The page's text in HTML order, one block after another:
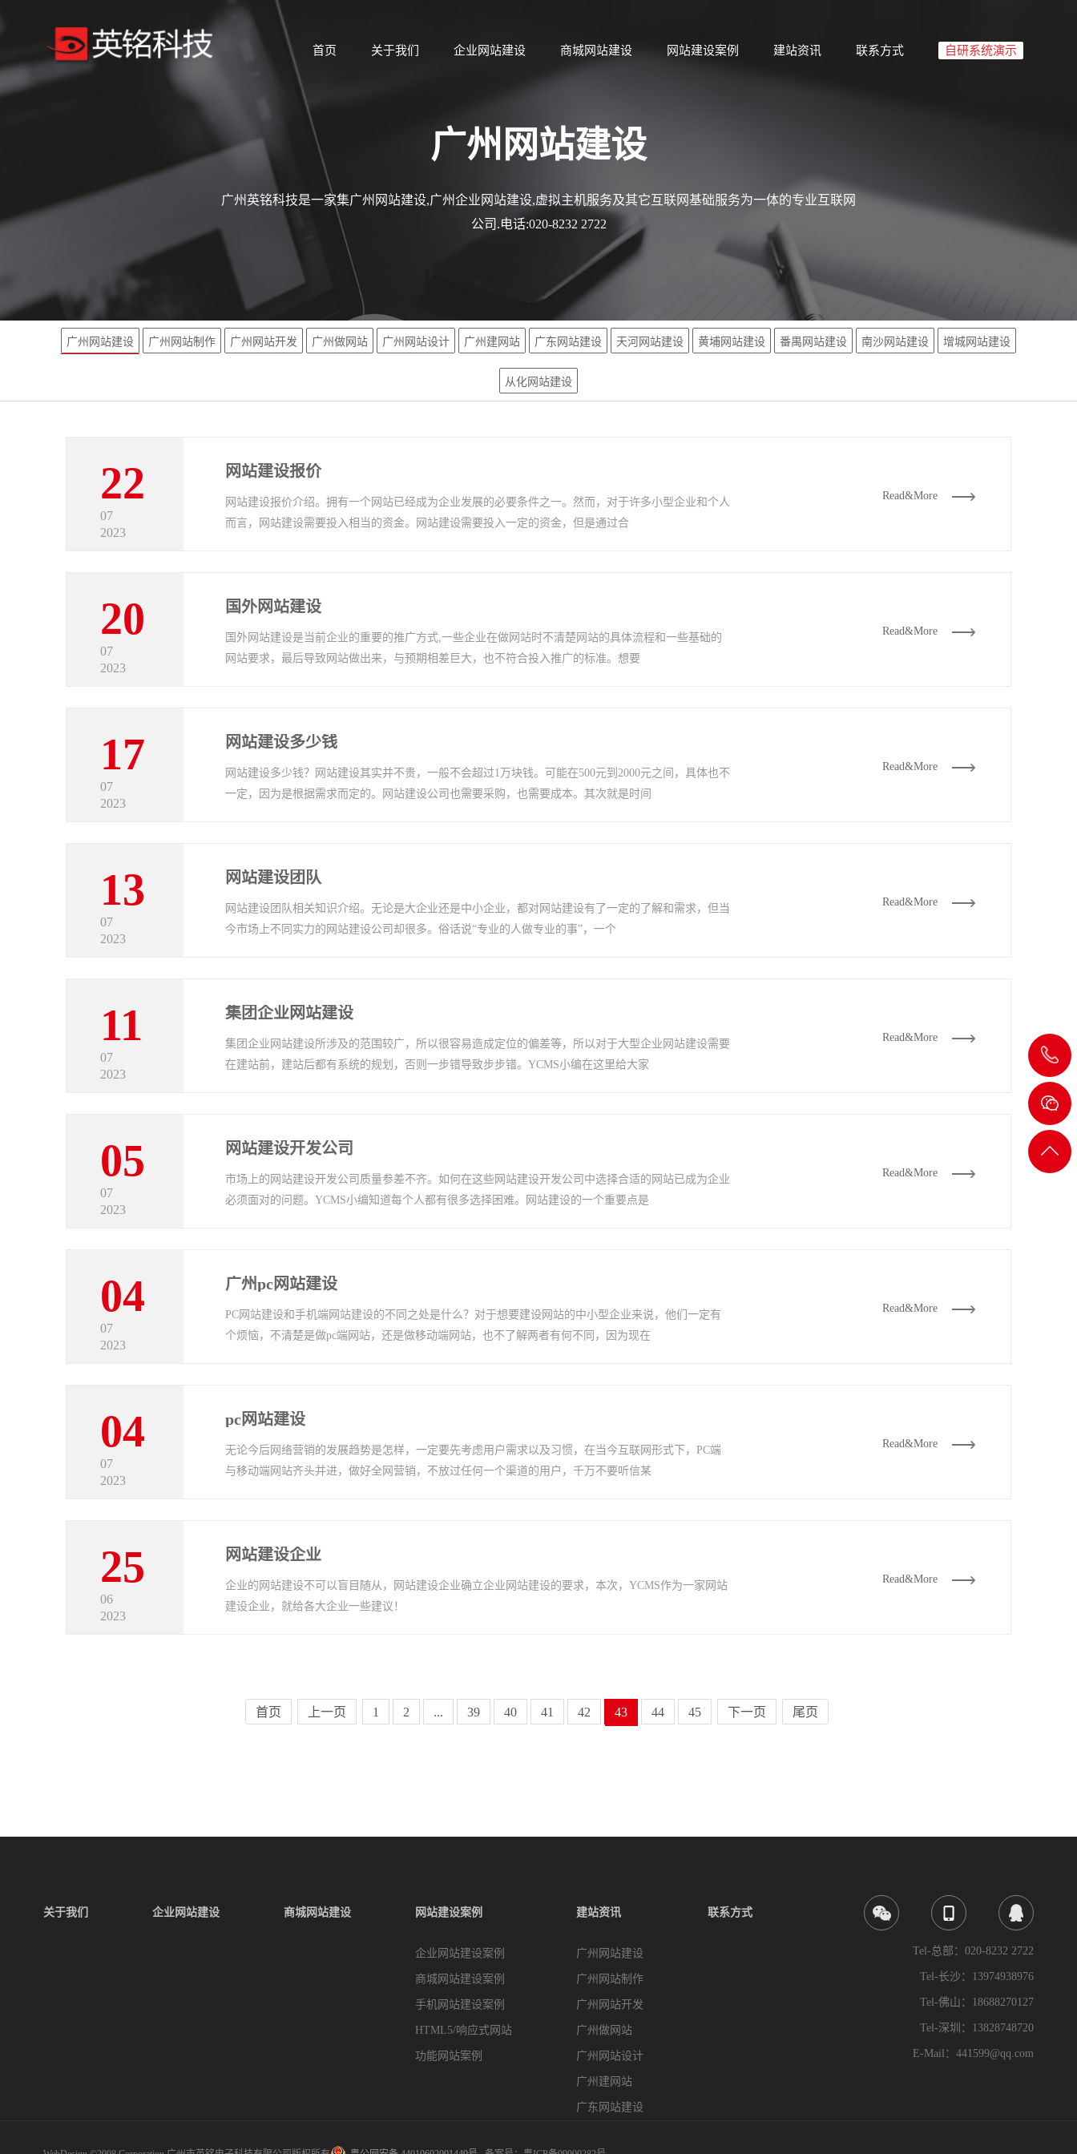
首页 关于我们 企业网站建设 商城网站建设 网站建设案例 建站资讯 联系方式 自研系统演示
020-
8232
2722
返回
广州网站建设
广州英铭科技是一家集广州网站建设,广州企业网站建设,虚拟主机服务及其它互联网基础服务为一体的专业互联网
公司.电话:020-8232 2722
广州网站建设 广州网站制作 广州网站开发 广州做网站 广州网站设计 广州建网站 广东网站建设 天河网站建设 黄埔网站建设 番禺网站建设 南沙网站建设 增城网站建设
从化网站建设
22
07
2023
网站建设报价
网站建设报价介绍。拥有一个网站已经成为企业发展的必要条件之一。然而，对于许多小型企业和个人
而言，网站建设需要投入相当的资金。网站建设需要投入一定的资金，但是通过合
Read&More
20
07
2023
国外网站建设
国外网站建设是当前企业的重要的推广方式,一些企业在做网站时不清楚网站的具体流程和一些基础的
网站要求，最后导致网站做出来，与预期相差巨大，也不符合投入推广的标准。想要
Read&More
17
07
2023
网站建设多少钱
网站建设多少钱？网站建设其实并不贵，一般不会超过1万块钱。可能在500元到2000元之间，具体也不
一定，因为是根据需求而定的。网站建设公司也需要采购，也需要成本。其次就是时间
Read&More
13
07
2023
网站建设团队
网站建设团队相关知识介绍。无论是大企业还是中小企业，都对网站建设有了一定的了解和需求，但当
今市场上不同实力的网站建设公司却很多。俗话说“专业的人做专业的事”，一个
Read&More
11
07
2023
集团企业网站建设
集团企业网站建设所涉及的范围较广，所以很容易造成定位的偏差等，所以对于大型企业网站建设需要
在建站前，建站后都有系统的规划，否则一步错导致步步错。YCMS小编在这里给大家
Read&More
05
07
2023
网站建设开发公司
市场上的网站建设开发公司质量参差不齐。如何在这些网站建设开发公司中选择合适的网站已成为企业
必须面对的问题。YCMS小编知道每个人都有很多选择困难。网站建设的一个重要点是
Read&More
04
07
2023
广州pc网站建设
PC网站建设和手机端网站建设的不同之处是什么？对于想要建设网站的中小型企业来说，他们一定有
个烦恼，不清楚是做pc端网站，还是做移动端网站，也不了解两者有何不同，因为现在
Read&More
04
07
2023
pc网站建设
无论今后网络营销的发展趋势是怎样，一定要先考虑用户需求以及习惯，在当今互联网形式下，PC端
与移动端网站齐头并进，做好全网营销，不放过任何一个渠道的用户，千万不要听信某
Read&More
25
06
2023
网站建设企业
企业的网站建设不可以盲目随从，网站建设企业确立企业网站建设的要求，本次，YCMS作为一家网站
建设企业，就给各大企业一些建议！
Read&More
首页 上一页 1 2 ... 39 40 41 42 43 44 45 下一页 尾页
关于我们 企业网站建设 商城网站建设 网站建设案例
企业网站建设案例
商城网站建设案例
手机网站建设案例
HTML5/响应式网站
功能网站案例
建站资讯
广州网站建设
广州网站制作
广州网站开发
广州做网站
广州网站设计
广州建网站
广东网站建设
联系方式
Tel-总部：020-8232 2722
Tel-长沙：13974938976
Tel-佛山：18688270127
Tel-深圳：13828748720
E-Mail：441599@qq.com